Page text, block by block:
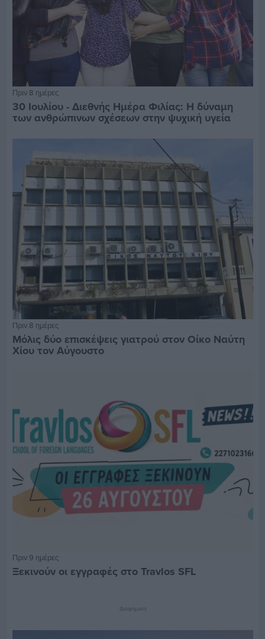
Πριν 8 ημέρες
30 Ιουλίου - Διεθνής Ημέρα Φιλίας: Η δύναμη
των ανθρώπινων σχέσεων στην ψυχική υγεία
Πριν 8 ημέρες
Μόλις δύο επισκέψεις γιατρού στον Οίκο Ναύτη
Χίου τον Αύγουστο
Πριν 9 ημέρες
Ξεκινούν οι εγγραφές στο Travlos SFL
Διαφήμιση